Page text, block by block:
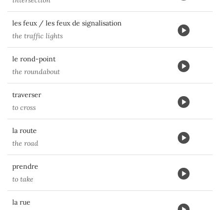
les feux / les feux de signalisation
the traffic lights
le rond-point
the roundabout
traverser
to cross
la route
the road
prendre
to take
la rue